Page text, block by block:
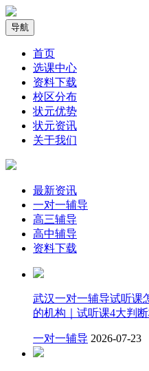
导航
首页
选课中心
资料下载
校区分布
状元优势
状元资讯
关于我们
最新资讯
一对一辅导
高三辅导
高中辅导
资料下载
武汉一对一辅导试听课
的机构｜试听课4大判
一对一辅导 2026-07-23